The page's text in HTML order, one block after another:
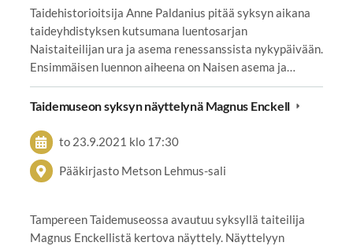
Taidehistorioitsija Anne Paldanius pitää syksyn aikana
taideyhdistyksen kutsumana luentosarjan
Naistaiteilijan ura ja asema renessanssista nykypäivään.
Ensimmäisen luennon aiheena on Naisen asema ja…
Taidemuseon syksyn näyttelynä Magnus Enckell
to 23.9.2021 klo 17:30
Pääkirjasto Metson Lehmus-sali
Tampereen Taidemuseossa avautuu syksyllä taiteilija
Magnus Enckellistä kertova näyttely. Näyttelyyn